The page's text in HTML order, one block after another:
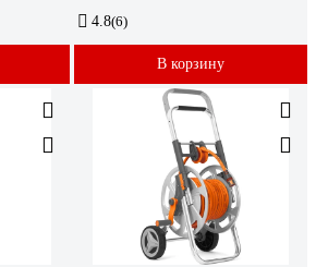
4.8(6)
В корзину